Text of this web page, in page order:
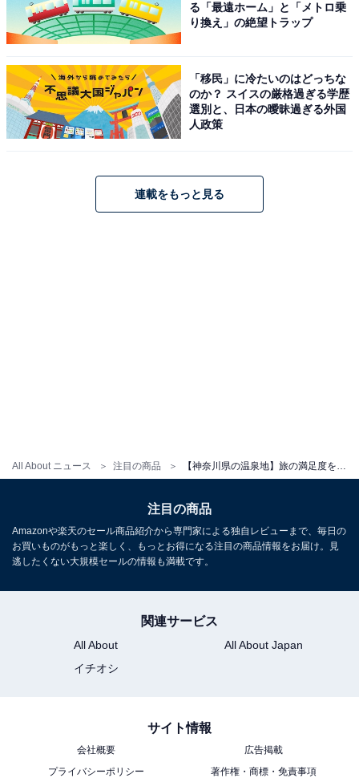
All About ニュース 注目の商品
中川温泉 信玄館（画像：「中川温泉 信玄館」公式Webサイトより）
「中川温泉 信玄館」は、都内から車で90分の自然豊かな
呂、趣の異なる3つの貸切風呂「山色の湯」「水光の
湯」「丹青の湯」で堪能できます。食事は季節の幸を活
アクセス
所在地：神奈川県足柄上郡山北町中川577-6
交通手段：東名高速大井松田ICRより国道246号線、清水
橋経由で約35分／JR御殿場線谷峨駅より無料送迎バスで
約17～20分（事前予約制）
大人1名（参考価格）：19,800円
※料金は公式Webサイト参考価格
チェックイン・チェックアウト
る「最遠ホーム」と「メトロ乗
り換え」の絶望トラップ
「移民」に冷たいのはどっちな
のか？ スイスの厳格過ぎる学歴
選別と、日本の曖昧過ぎる外国
人政策
連載をもっと見る
注目の商品
Amazonや楽天のセール商品紹介から専門家による独自レビューまで、毎日の
お買いものがもっと楽しく、もっとお得になる注目の商品情報をお届け。見
逃したくない大規模セールの情報も満載です。
関連サービス
All About
All About Japan
イチオシ
サイト情報
会社概要
広告掲載
プライバシーポリシー
著作権・商標・免責事項